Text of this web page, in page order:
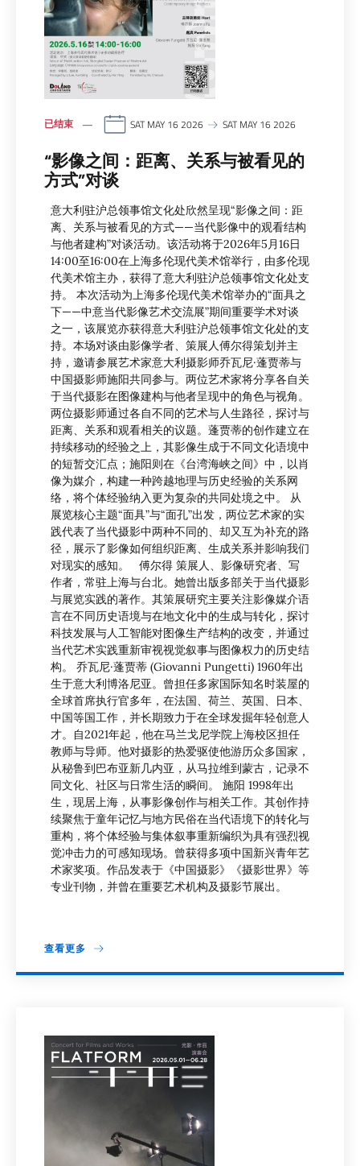
已结束 SAT MAY 16 2026 SAT MAY 16 2026
“影像之间：距离、关系与被看见的
方式”对谈
意大利驻沪总领事馆文化处欣然呈现“影像之间：距
离、关系与被看见的方式——当代影像中的观看结构
与他者建构”对谈活动。该活动将于2026年5月16日
14:00至16:00在上海多伦现代美术馆举行，由多伦现
代美术馆主办，获得了意大利驻沪总领事馆文化处支
持。 本次活动为上海多伦现代美术馆举办的“面具之
下——中意当代影像艺术交流展”期间重要学术对谈
之一，该展览亦获得意大利驻沪总领事馆文化处的支
持。本场对谈由影像学者、策展人傅尔得策划并主
持，邀请参展艺术家意大利摄影师乔瓦尼·蓬贾蒂与
中国摄影师施阳共同参与。两位艺术家将分享各自关
于当代摄影在图像建构与他者呈现中的角色与视角。
两位摄影师通过各自不同的艺术与人生路径，探讨与
距离、关系和观看相关的议题。蓬贾蒂的创作建立在
持续移动的经验之上，其影像生成于不同文化语境中
的短暂交汇点；施阳则在《台湾海峡之间》中，以肖
像为媒介，构建一种跨越地理与历史经验的关系网
络，将个体经验纳入更为复杂的共同处境之中。 从
展览核心主题“面具”与“面孔”出发，两位艺术家的实
践代表了当代摄影中两种不同的、却又互为补充的路
径，展示了影像如何组织距离、生成关系并影响我们
对现实的感知。 傅尔得 策展人、影像研究者、写
作者，常驻上海与台北。她曾出版多部关于当代摄影
与展览实践的著作。其策展研究主要关注影像媒介语
言在不同历史语境与在地文化中的生成与转化，探讨
科技发展与人工智能对图像生产结构的改变，并通过
当代艺术实践重新审视视觉叙事与图像权力的历史结
构。 乔瓦尼·蓬贾蒂 (Giovanni Pungetti) 1960年出
生于意大利博洛尼亚。曾担任多家国际知名时装屋的
全球首席执行官多年，在法国、荷兰、英国、日本、
中国等国工作，并长期致力于在全球发掘年轻创意人
才。自2021年起，他在马兰戈尼学院上海校区担任
教师与导师。他对摄影的热爱驱使他游历众多国家，
从秘鲁到巴布亚新几内亚，从马拉维到蒙古，记录不
同文化、社区与日常生活的瞬间。 施阳 1998年出
生，现居上海，从事影像创作与相关工作。其创作持
续聚焦于童年记忆与地方民俗在当代语境下的转化与
重构，将个体经验与集体叙事重新编织为具有强烈视
觉冲击力的可感知现场。曾获得多项中国新兴青年艺
术家奖项。作品发表于《中国摄影》《摄影世界》等
专业刊物，并曾在重要艺术机构及摄影节展出。
查看更多